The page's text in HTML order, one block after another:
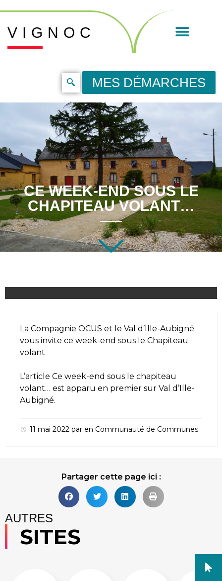
VIGNOC
MES DÉMARCHES
CE WEEK-END SOUS LE
CHAPITEAU VOLANT…
La Compagnie OCUS et le Val d’Ille-Aubigné
vous invite ce week-end sous le Chapiteau
volant
L’article Ce week-end sous le chapiteau
volant… est apparu en premier sur Val d’Ille-
Aubigné.
11 mai 2022 par en Communauté de Communes
Partager cette page ici :
AUTRES
SITES